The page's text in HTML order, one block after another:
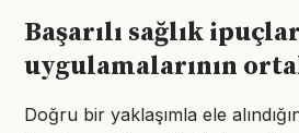
Başarılı sağlık
uygulamalarının
Doğru bir yaklaşımla ele